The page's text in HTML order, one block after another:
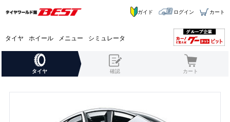
タイヤ ホイール メニュー シミュレータ
ガイド ログイン カート
タイヤ 確認 カート